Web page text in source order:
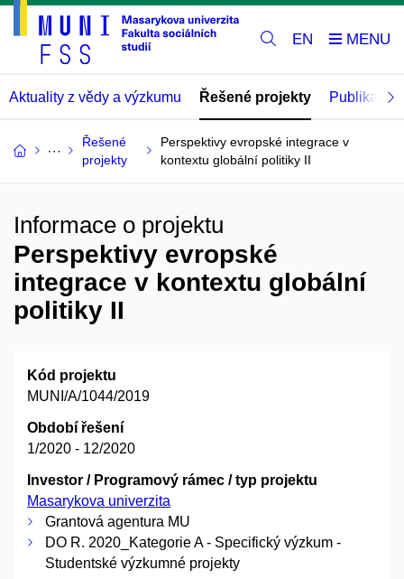
EN
Aktuality z vědy a výzkumu Řešené projekty Publikace
Řešené
projekty
Perspektivy evropské integrace v
kontextu globální politiky II
Informace o projektu
Perspektivy evropské
integrace v kontextu globální
politiky II
Kód projektu
MUNI/A/1044/2019
Období řešení
1/2020 - 12/2020
Investor / Programový rámec / typ projektu
Masarykova univerzita
Grantová agentura MU
DO R. 2020_Kategorie A - Specifický výzkum -
Studentské výzkumné projekty